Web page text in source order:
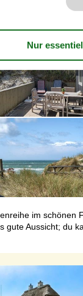
im schönen
Aussicht; du